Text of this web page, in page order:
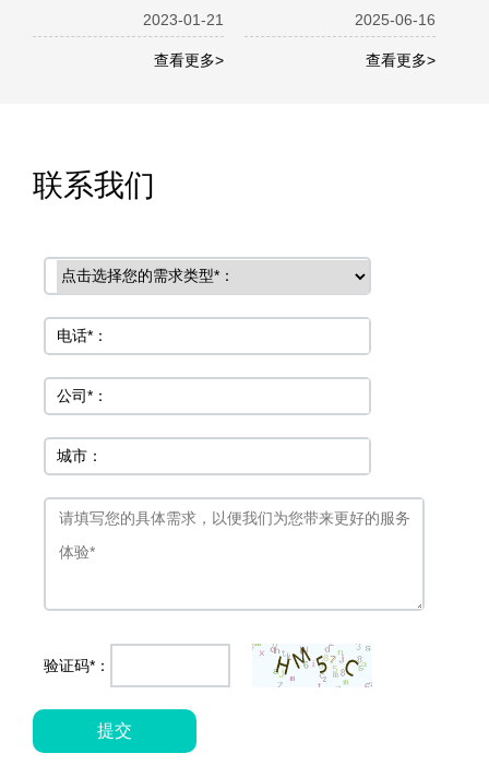
2023-01-21
查看更多>
2025-06-16
查看更多>
联系我们
需求类型
电话*：
公司*：
城市：
具体需求
验证码*：
提交